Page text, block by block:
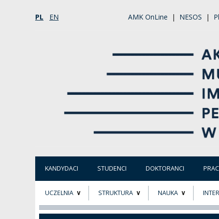
PL EN AMK OnLine | NESOS |
KANDYDACI STUDENCI DOKTORANCI
UCZELNIA STRUKTURA NAUKA